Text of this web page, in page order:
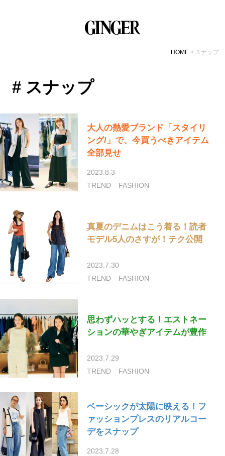
HOME スナップ
# スナップ
大人の熱愛ブランド「スタイリ
ング/」で、今買うべきアイテム
全部見せ
2023.8.3
TREND
FASHION
真夏のデニムはこう着る！読者
モデル5人のさすが！テク公開
2023.7.30
TREND
FASHION
思わずハッとする！エストネー
ションの華やぎアイテムが豊作
2023.7.29
TREND
FASHION
ベーシックが太陽に映える！フ
ァッションプレスのリアルコー
デをスナップ
2023.7.28